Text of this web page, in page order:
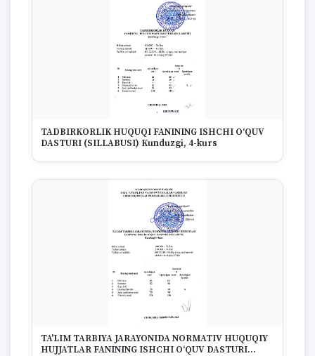
TADBIRKORLIK HUQUQI FANINING ISHCHI O‘QUV
DASTURI (SILLABUSI) Kunduzgi, 4-kurs
TA'LIM TARBIYA JARAYONIDA NORMATIV HUQUQIY
HUJJATLAR FANINING ISHCHI O‘QUV DASTURI